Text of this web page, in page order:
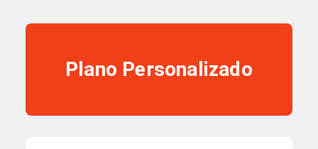
Plano Personalizado